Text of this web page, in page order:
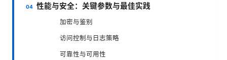
性能与安全：关键参数与最佳实践
加密与鉴别
访问控制与日志策略
可靠性与可用性